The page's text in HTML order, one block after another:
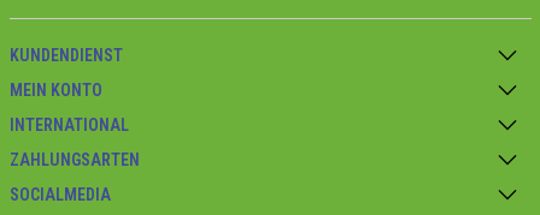
KUNDENDIENST
MEIN KONTO
INTERNATIONAL
ZAHLUNGSARTEN
SOCIALMEDIA